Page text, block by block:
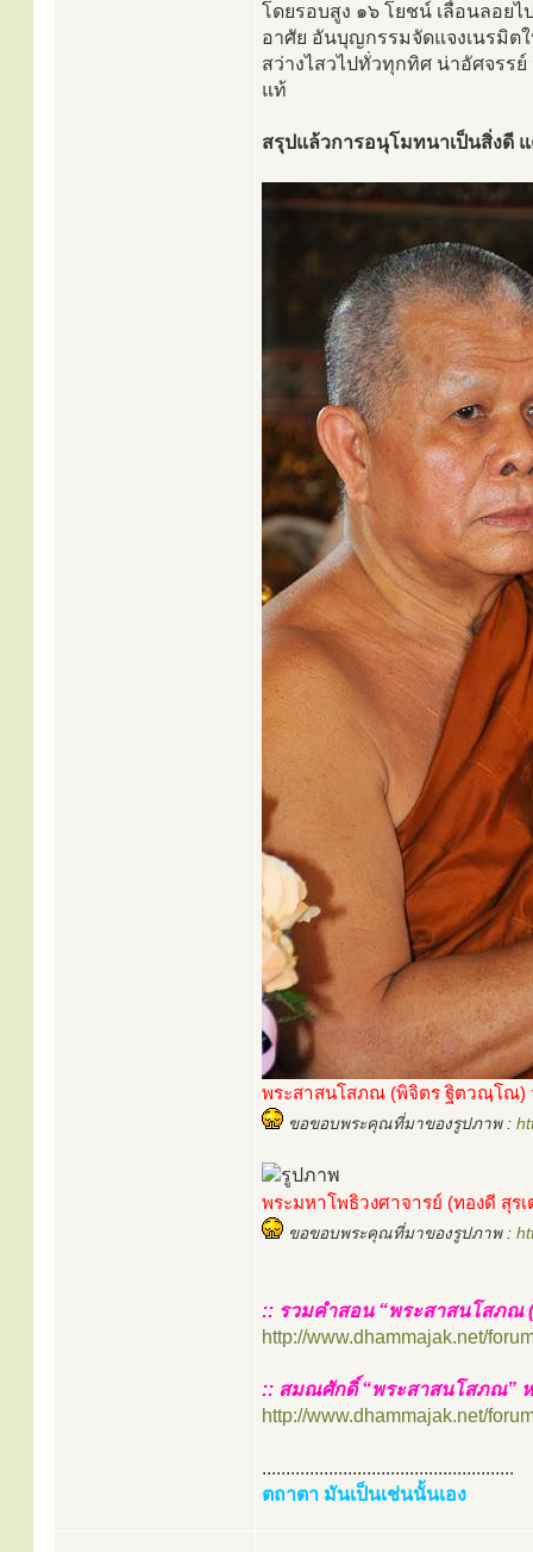
โดยรอบสูง ๑๖ โยชน์ เลื่อนลอย
อาศัย อันบุญกรรมจัดแจงเนรมิต
สว่างไสวไปทั่วทุกทิศ น่าอัศจรร
แท้
สรุปแล้วการอนุโมทนาเป็นสิ่งดี
พระสาสนโสภณ (พิจิตร ฐิตวณฺโณ)
ขอขอบพระคุณที่มาของรูปภาพ :
พระมหาโพธิวงศาจารย์ (ทองดี สุร
ขอขอบพระคุณที่มาของรูปภาพ :
:: รวมคำสอน “พระสาสนโสภณ
http://www.dhammajak.net/
:: สมณศักดิ์ “พระสาสนโสภณ”
http://www.dhammajak.net/
.....................................................
ตถาตา มันเป็นเช่นนั้นเอง